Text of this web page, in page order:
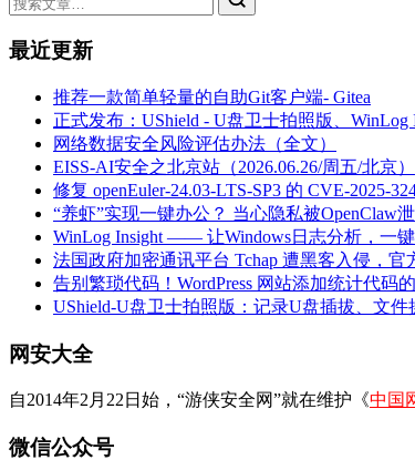
最近更新
推荐一款简单轻量的自助Git客户端- Gitea
正式发布：UShield - U盘卫士拍照版、WinLog
网络数据安全风险评估办法（全文）
EISS-AI安全之北京站（2026.06.26/周五/北京）
修复 openEuler-24.03-LTS-SP3 的 CVE-2025-
“养虾”实现一键办公？ 当心隐私被OpenClaw
WinLog Insight —— 让Windows日志分析，一键
法国政府加密通讯平台 Tchap 遭黑客入侵，
告别繁琐代码！WordPress 网站添加统计代码
UShield-U盘卫士拍照版：记录U盘插拔、文
网安大全
自2014年2月22日始，“游侠安全网”就在维护《中国
微信公众号